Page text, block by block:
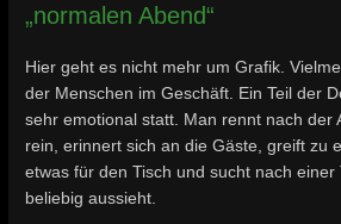
„normalen Abend“
Hier geht es nicht mehr um Grafik.
der Menschen im Geschäft. Ein Teil der
sehr emotional statt. Man rennt nach der
rein, erinnert sich an die Gäste, greift zu
etwas für den Tisch und sucht nach einer
beliebig aussieht.